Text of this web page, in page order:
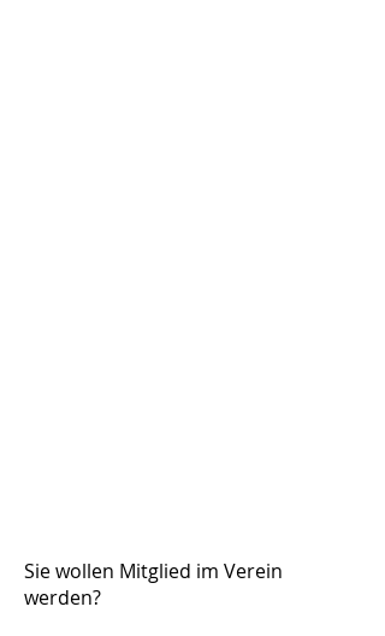
Sie wollen Mitglied im Verein
werden?